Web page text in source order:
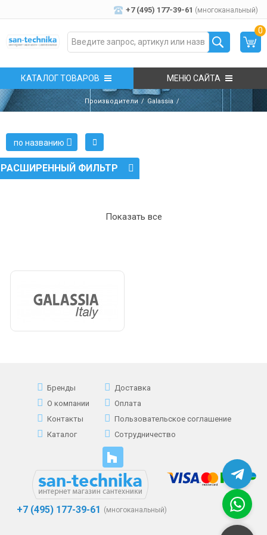
+7 (495) 177-39-61 (многоканальный)
0
КАТАЛОГ ТОВАРОВ МЕНЮ САЙТА
Производители Galassia
РАСШИРЕННЫЙ ФИЛЬТР
по названию
Показать все
Бренды
О компании
Контакты
Каталог
Доставка
Оплата
Пользовательское соглашение
Сотрудничество
+7 (495) 177-39-61 (многоканальный)